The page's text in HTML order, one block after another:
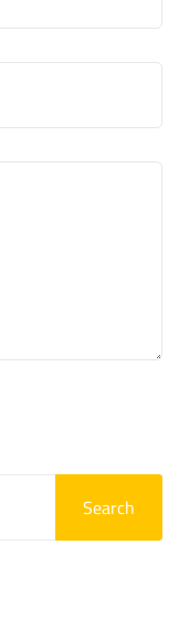
Search